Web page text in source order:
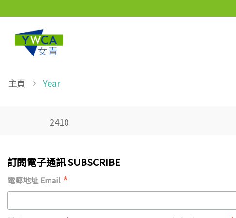
主頁 Year
2410
訂閱電子通訊 SUBSCRIBE
電郵地址 Email *